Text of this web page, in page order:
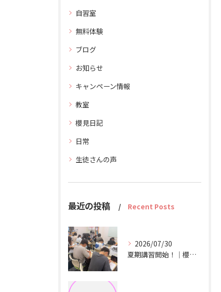
自習室
無料体験
ブログ
お知らせ
キャンペーン情報
教室
櫻見日記
日常
生徒さんの声
最近の投稿 Recent Posts
2026/07/30
夏期講習開始！｜櫻見塾【南彦根の個別指導塾】